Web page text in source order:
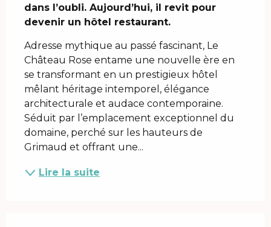
dans l’oubli. Aujourd’hui, il revit pour
devenir un hôtel restaurant.
Adresse mythique au passé fascinant, Le
Château Rose entame une nouvelle ère en
se transformant en un prestigieux hôtel
mêlant héritage intemporel, élégance
architecturale et audace contemporaine.
Séduit par l’emplacement exceptionnel du
domaine, perché sur les hauteurs de
Grimaud et offrant une...
Lire la suite